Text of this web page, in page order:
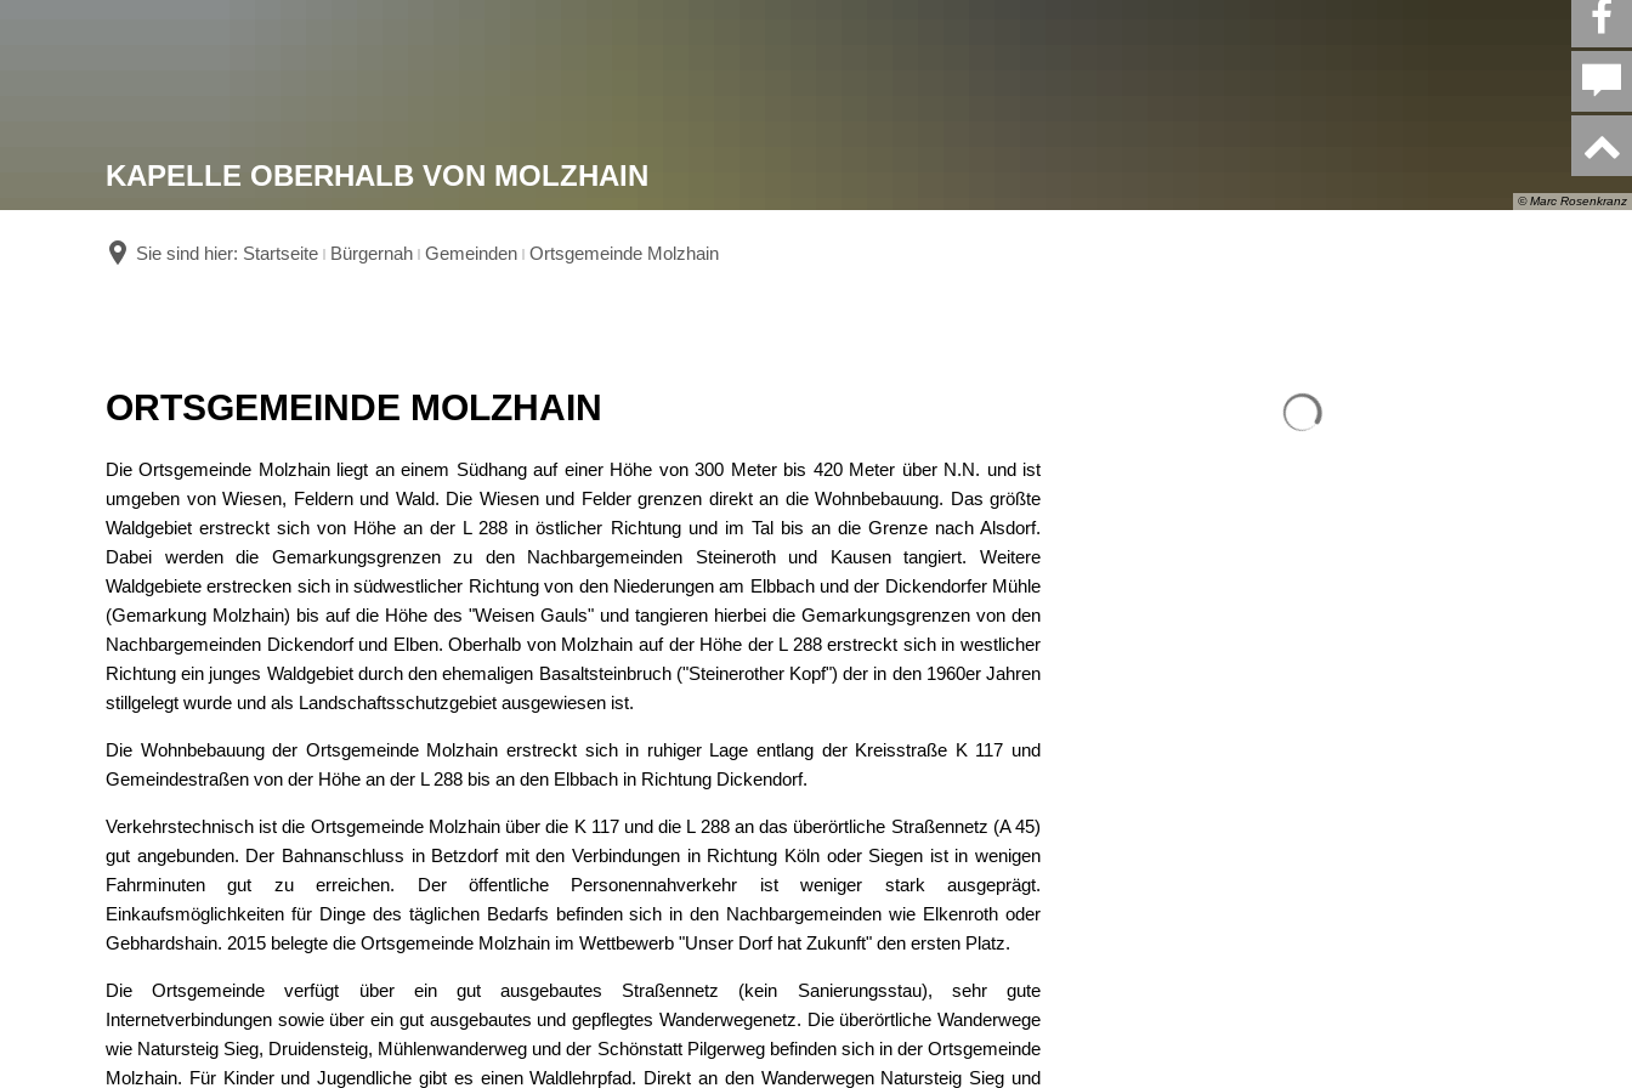
© Marc Rosenkranz
KAPELLE OBERHALB VON MOLZHAIN
Sie sind hier: Startseite Bürgernah Gemeinden Ortsgemeinde Molzhain
Ortsgemeinde
ORTSGEMEINDE MOLZHAIN
Die Ortsgemeinde Molzhain liegt an einem Südhang auf einer Höhe von 300 Meter bis 420 Meter über N.N. und ist
umgeben von Wiesen, Feldern und Wald. Die Wiesen und Felder grenzen direkt an die Wohnbebauung. Das größte
Waldgebiet erstreckt sich von Höhe an der L 288 in östlicher Richtung und im Tal bis an die Grenze nach Alsdorf.
Dabei werden die Gemarkungsgrenzen zu den Nachbargemeinden Steineroth und Kausen tangiert. Weitere
Waldgebiete erstrecken sich in südwestlicher Richtung von den Niederungen am Elbbach und der Dickendorfer Mühle
(Gemarkung Molzhain) bis auf die Höhe des "Weisen Gauls" und tangieren hierbei die Gemarkungsgrenzen von den
Nachbargemeinden Dickendorf und Elben. Oberhalb von Molzhain auf der Höhe der L 288 erstreckt sich in westlicher
Richtung ein junges Waldgebiet durch den ehemaligen Basaltsteinbruch ("Steinerother Kopf") der in den 1960er Jahren
stillgelegt wurde und als Landschaftsschutzgebiet ausgewiesen ist.
Die Wohnbebauung der Ortsgemeinde Molzhain erstreckt sich in ruhiger Lage entlang der Kreisstraße K 117 und
Gemeindestraßen von der Höhe an der L 288 bis an den Elbbach in Richtung Dickendorf.
Verkehrstechnisch ist die Ortsgemeinde Molzhain über die K 117 und die L 288 an das überörtliche Straßennetz (A 45)
gut angebunden. Der Bahnanschluss in Betzdorf mit den Verbindungen in Richtung Köln oder Siegen ist in wenigen
Fahrminuten gut zu erreichen. Der öffentliche Personennahverkehr ist weniger stark ausgeprägt.
Einkaufsmöglichkeiten für Dinge des täglichen Bedarfs befinden sich in den Nachbargemeinden wie Elkenroth oder
Gebhardshain. 2015 belegte die Ortsgemeinde Molzhain im Wettbewerb "Unser Dorf hat Zukunft" den ersten Platz.
Die Ortsgemeinde verfügt über ein gut ausgebautes Straßennetz (kein Sanierungsstau), sehr gute
Internetverbindungen sowie über ein gut ausgebautes und gepflegtes Wanderwegenetz. Die überörtliche Wanderwege
wie Natursteig Sieg, Druidensteig, Mühlenwanderweg und der Schönstatt Pilgerweg befinden sich in der Ortsgemeinde
Molzhain. Für Kinder und Jugendliche gibt es einen Waldlehrpfad. Direkt an den Wanderwegen Natursteig Sieg und